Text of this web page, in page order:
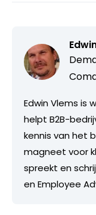
Edwin Vlems is
helpt B2B-
kennis van het
magneet voor
spreekt en
en Employee